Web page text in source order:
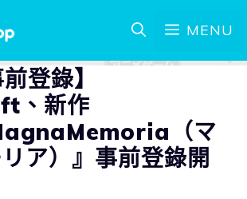
MENU
登錄】
、新作
（マ
ア）』事前登錄開